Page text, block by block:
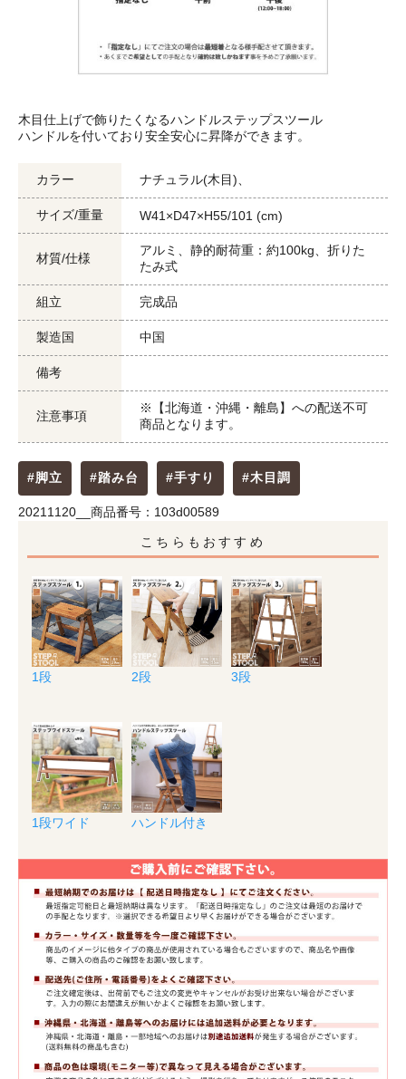
木目仕上げで飾りたくなるハンドルステップスツール
ハンドルを付いており安全安心に昇降ができます。
カラー ナチュラル(木目)、
サイズ/重量 W41×D47×H55/101 (cm)
材質/仕様
アルミ、静的耐荷重：約100kg、折りた
たみ式
組立 完成品
製造国 中国
備考
注意事項
※【北海道・沖縄・離島】への配送不可
商品となります。
#脚立 #踏み台 #手すり #木目調
20211120__商品番号：103d00589
こちらもおすすめ
1段 2段 3段
1段ワイド ハンドル付き